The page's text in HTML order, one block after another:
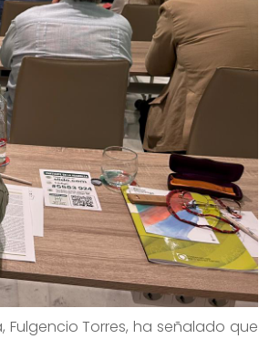
Torres, ha señalado que